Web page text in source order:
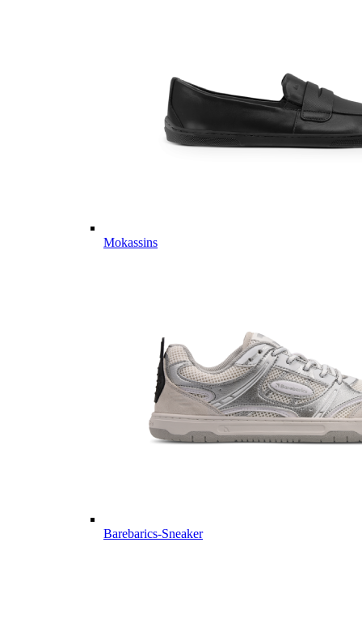
Mokassins
Barebarics-Sneaker